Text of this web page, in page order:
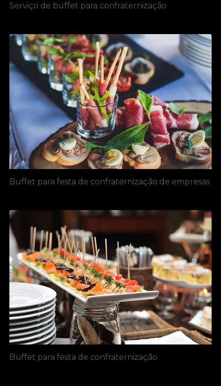
Serviço de buffet para confraternização
Buffet para festa de confraternização de empresas
Buffet para festa de confraternização